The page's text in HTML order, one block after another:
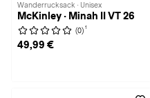
Wanderrucksack · Unisex
McKinley · Minah II VT 26
(0) 1
49,99 €